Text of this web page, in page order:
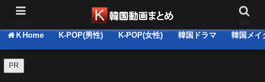
韓国関連の動画集＆推しコメ・感想 掲示板(BBS)
ＫHome K-POP(男性) K-POP(女性) 韓国ドラマ 韓国メイ
PR